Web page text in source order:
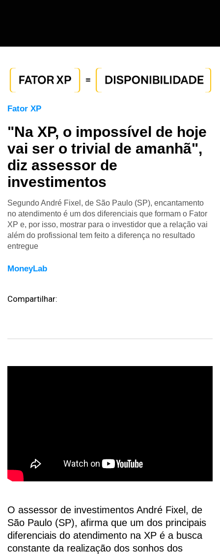
Fator XP
"Na XP, o impossível de hoje
vai ser o trivial de amanhã",
diz assessor de
investimentos
Segundo André Fixel, de São Paulo (SP), encantamento
no atendimento é um dos diferenciais que formam o Fator
XP e, por isso, mostrar para o investidor que a relação vai
além do profissional tem feito a diferença no resultado
entregue
MoneyLab
Compartilhar:
O assessor de investimentos André Fixel, de
São Paulo (SP), afirma que um dos principais
diferenciais do atendimento na XP é a busca
constante da realização dos sonhos dos